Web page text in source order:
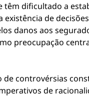
dificultado a
de
danos aos
preocupação
de controvérsias
de